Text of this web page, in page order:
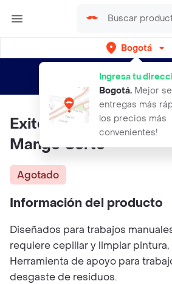
Bogotá
Ingresa tu
Bogotá. Mejor
entregas más
los precios más
convenientes!
envíos gratis por semanas
Exito Cepillo De
Mango Corto
Agotado
Información del producto
Diseñados para trabajos
requiere cepillar y limpiar pintura,
Herramienta de apoyo para
desgaste de residuos.